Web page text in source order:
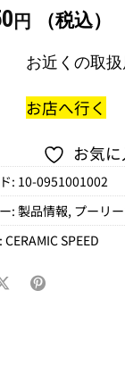
円 （税込）
お近くの取
お店へ行く
お気
: 10-0951001002
:製品情報, プーリ
CERAMIC SPEED